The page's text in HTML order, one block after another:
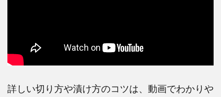
詳しい切り方や漬け方のコツは、動画でわかりや